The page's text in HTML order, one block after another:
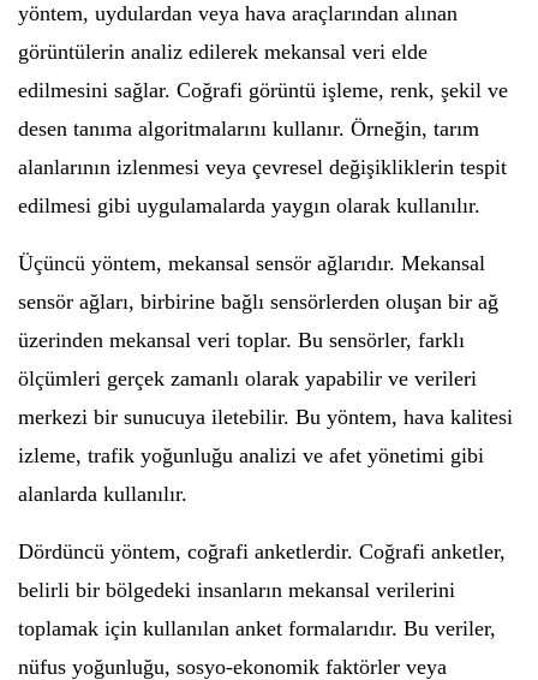
yöntem, uydulardan veya hava araçlarından alınan
görüntülerin analiz edilerek mekansal veri elde
edilmesini sağlar. Coğrafi görüntü işleme, renk, şekil ve
desen tanıma algoritmalarını kullanır. Örneğin, tarım
alanlarının izlenmesi veya çevresel değişikliklerin tespit
edilmesi gibi uygulamalarda yaygın olarak kullanılır.
Üçüncü yöntem, mekansal sensör ağlarıdır. Mekansal
sensör ağları, birbirine bağlı sensörlerden oluşan bir ağ
üzerinden mekansal veri toplar. Bu sensörler, farklı
ölçümleri gerçek zamanlı olarak yapabilir ve verileri
merkezi bir sunucuya iletebilir. Bu yöntem, hava kalitesi
izleme, trafik yoğunluğu analizi ve afet yönetimi gibi
alanlarda kullanılır.
Dördüncü yöntem, coğrafi anketlerdir. Coğrafi anketler,
belirli bir bölgedeki insanların mekansal verilerini
toplamak için kullanılan anket formalarıdır. Bu veriler,
nüfus yoğunluğu, sosyo-ekonomik faktörler veya